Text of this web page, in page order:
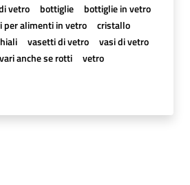
vetro bottiglie
bottiglie in vetro
per alimenti in vetro
cristallo
vasetti di vetro
vasi di vetro
anche se rotti vetro